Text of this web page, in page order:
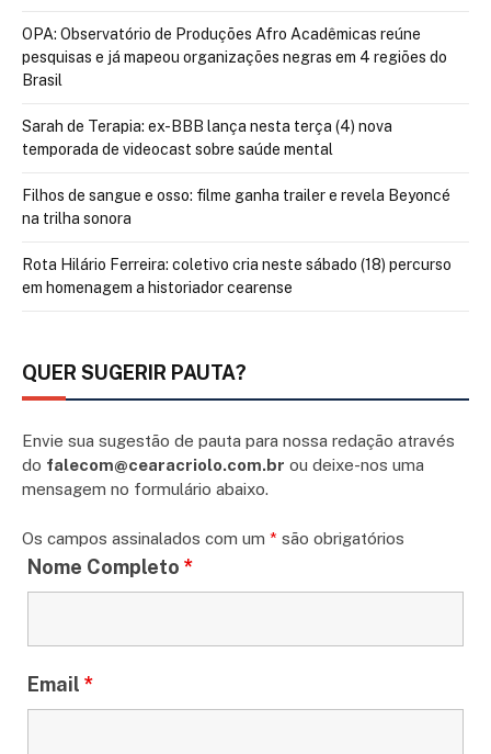
OPA: Observatório de Produções Afro Acadêmicas reúne
pesquisas e já mapeou organizações negras em 4 regiões do
Brasil
Sarah de Terapia: ex-BBB lança nesta terça (4) nova
temporada de videocast sobre saúde mental
Filhos de sangue e osso: filme ganha trailer e revela Beyoncé
na trilha sonora
Rota Hilário Ferreira: coletivo cria neste sábado (18) percurso
em homenagem a historiador cearense
QUER SUGERIR PAUTA?
Envie sua sugestão de pauta para nossa redação através
do falecom@cearacriolo.com.br ou deixe-nos uma
mensagem no formulário abaixo.
Os campos assinalados com um * são obrigatórios
Nome Completo *
Email *